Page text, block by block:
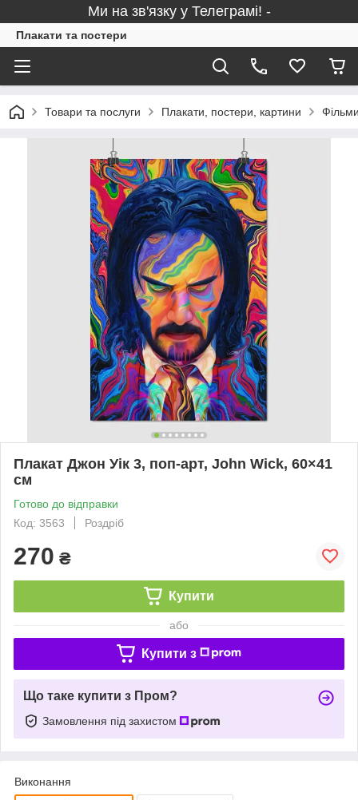
Ми на зв'язку у Телеграмі! -
Плакати та постери
Товари та послуги Плакати, постери, картини
Плакат Джон Уік 3, поп-арт, John Wick, 60×41
см
Готово до відправки
Код: 3563
Роздріб
270 ₴
Купити
або
Купити з
Що таке купити з Пром?
Замовлення під захистом
Виконання